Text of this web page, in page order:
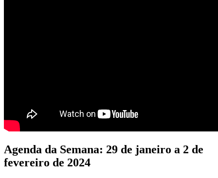
Agenda da Semana: 29 de janeiro a 2 de
fevereiro de 2024